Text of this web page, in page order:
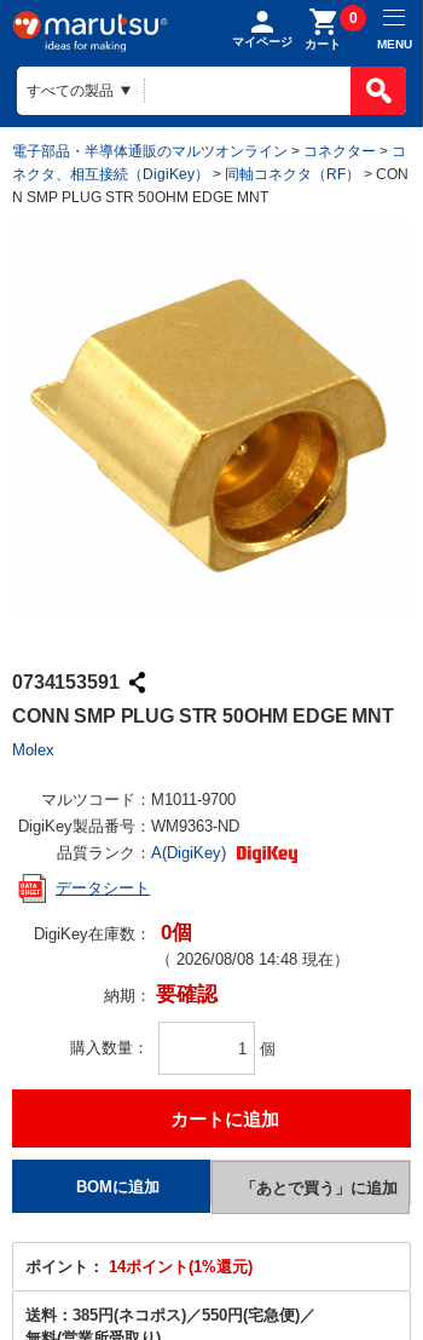
マイページ カート
0
MENU
電子部品・半導体通販のマルツオンライン > コネクター > コ
ネクタ、相互接続（DigiKey）
> 同軸コネクタ（RF）
> CON
N SMP PLUG STR 50OHM EDGE MNT
0734153591
CONN SMP PLUG STR 50OHM EDGE MNT
Molex
マルツコード： M1011-9700
DigiKey製品番号： WM9363-ND
品質ランク： A(DigiKey)
データシート
DigiKey在庫数： 0個
（ 2026/08/08 14:48 現在）
納期： 要確認
購入数量 個
ポイント： 14ポイント(1%還元)
送料： 385円(ネコポス)／550円(宅急便)／